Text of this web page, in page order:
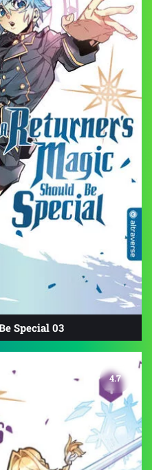
Special 03
4.7